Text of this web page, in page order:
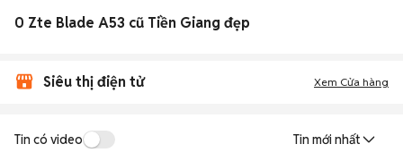
0 Zte Blade A53 cũ Tiền Giang đẹp
Siêu thị điện tử Xem Cửa hàng
Tin có video Tin mới nhất